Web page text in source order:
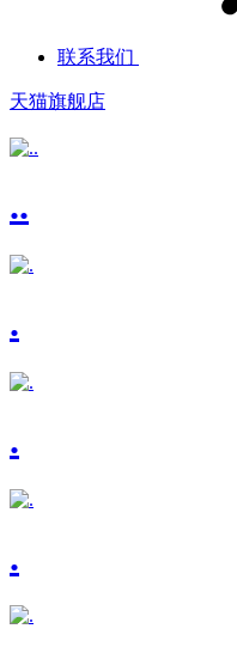
联系我们
天猫旗舰店
..
.
.
.